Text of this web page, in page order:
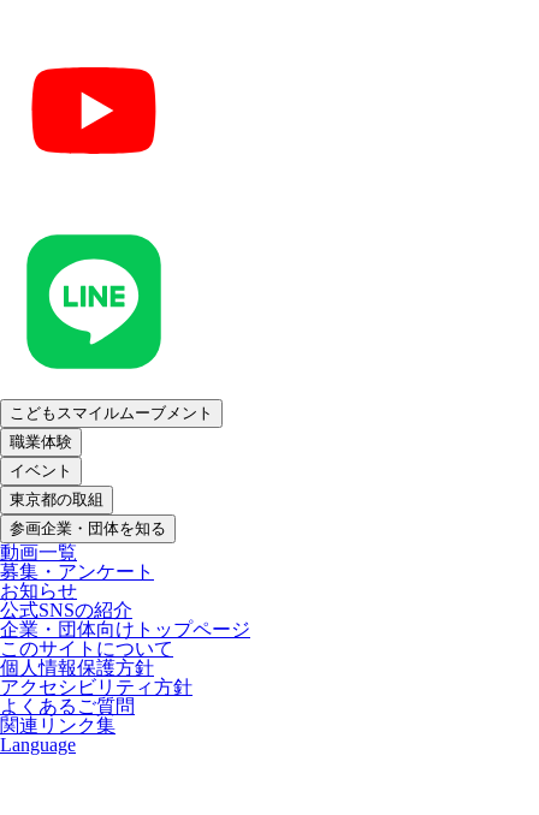
こどもスマイルムーブメント
職業体験
イベント
東京都の取組
参画企業・団体を知る
動画一覧
募集・アンケート
お知らせ
公式SNSの紹介
企業・団体向けトップページ
このサイトについて
個人情報保護方針
アクセシビリティ方針
よくあるご質問
関連リンク集
Language